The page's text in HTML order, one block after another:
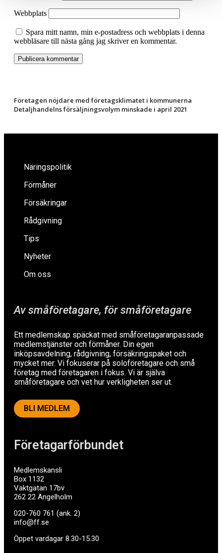
Webbplats
Spara mitt namn, min e-postadress och webbplats i denna
webbläsare till nästa gång jag skriver en kommentar.
Företagen nöjdare med företagsklimatet i kommunerna
Detaljhandelns försäljningsvolym minskade i april 2021
Företagarförbundet
Medlemskansli
Box 1132
Vaktgatan 17bv
262 22 Ängelholm
020-760 761 (ank. 2)
info@ff.se
Öppet vardagar 8.30-15.30
Av småföretagare, för småföretagare
Ett medlemskap späckat med småföretagaranpassade
medlemstjänster och förmåner. Din egen
inköpsavdelning, rådgivning, försäkringspaket och
mycket mer. Vi fokuserar på soloföretagare och små
företag med företagaren i fokus. Vi är själva
småföretagare och vet hur verkligheten ser ut.
BLI MEDLEM
Näringspolitik
Förmåner
Försäkringar
Rådgivning
Tips
Nyheter
Om oss